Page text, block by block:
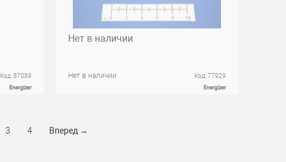
Код: 87089
Energizer
Нет в наличии Код: 77929
Energizer
Нет в наличии
3 4 Вперед →